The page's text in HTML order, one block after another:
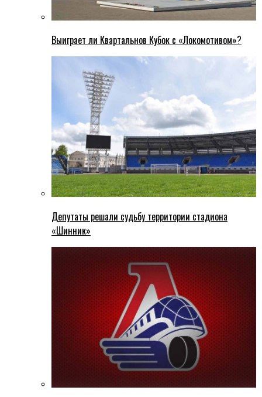
Выиграет ли Квартальнов Кубок с «Локомотивом»?
Депутаты решали судьбу территории стадиона
«Шинник»